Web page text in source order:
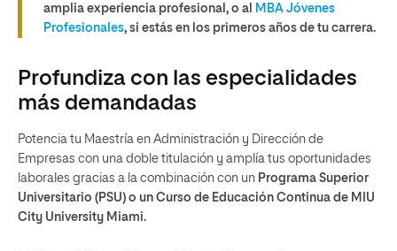
amplia experiencia profesional, o al
MBA Jóvenes
Profesionales, si estás en los primeros años de tu carrera.
Profundiza con las especialidades
más demandadas
Potencia tu Maestría en Administración y Dirección de
Empresas con una doble titulación y amplía tus oportunidades
laborales gracias a la combinación con un Programa Superior
Universitario (PSU) o un Curso de Educación Continua de MIU
City University Miami​.